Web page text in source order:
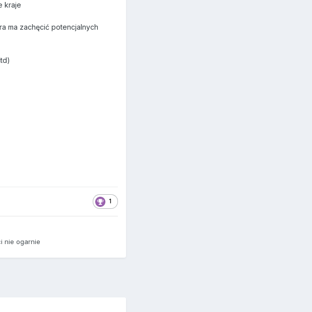
kraje
ma zachęcić potencjalnych
1
nie ogarnie